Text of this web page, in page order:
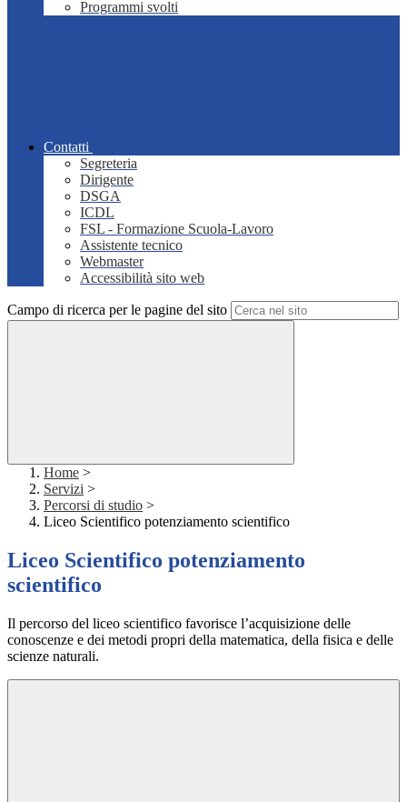
Programmi svolti
Contatti
Segreteria
Dirigente
DSGA
ICDL
FSL - Formazione Scuola-Lavoro
Assistente tecnico
Webmaster
Accessibilità sito web
Campo di ricerca per le pagine del sito
Home >
Servizi >
Percorsi di studio >
Liceo Scientifico potenziamento scientifico
Liceo Scientifico potenziamento
scientifico
Il percorso del liceo scientifico favorisce l’acquisizione delle
conoscenze e dei metodi propri della matematica, della fisica e delle
scienze naturali.